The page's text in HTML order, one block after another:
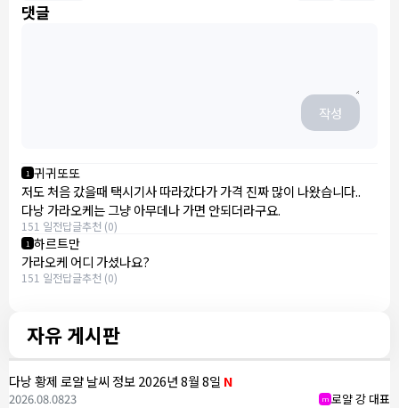
댓글
작성
1 귀귀또또
저도 처음 갔을때 택시기사 따라갔다가 가격 진짜 많이 나왔습니다..
다낭 가라오케는 그냥 아무데나 가면 안되더라구요.
151 일전답글추천 (0)
1 하르트만
가라오케 어디 가셨나요?
151 일전답글추천 (0)
자유 게시판
다낭 황제 로얄 날씨 정보 2026년 8월 8일 N
m 로얄 강 대표
2026.08.0823